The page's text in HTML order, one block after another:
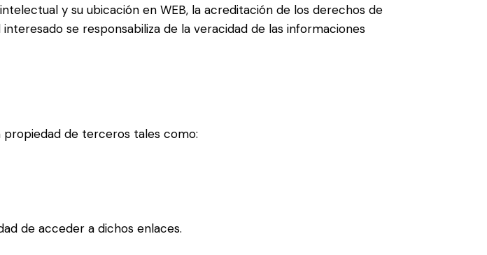
y su ubicación en WEB, la acreditación de los derechos de
se responsabiliza de la veracidad de las informaciones
propiedad de terceros tales como:
de acceder a dichos enlaces.